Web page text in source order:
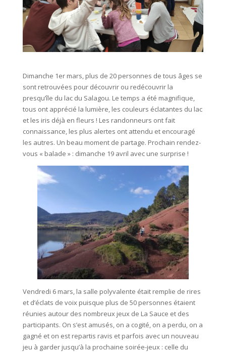
Dimanche 1er mars, plus de 20 personnes de tous âges se
sont retrouvées pour découvrir ou redécouvrir la
presqu’île du lac du Salagou. Le temps a été magnifique,
tous ont apprécié la lumière, les couleurs éclatantes du lac
et les iris déjà en fleurs ! Les randonneurs ont fait
connaissance, les plus alertes ont attendu et encouragé
les autres. Un beau moment de partage. Prochain rendez-
vous « balade » : dimanche 19 avril avec une surprise !
Vendredi 6 mars, la salle polyvalente était remplie de rires
et d’éclats de voix puisque plus de 50 personnes étaient
réunies autour des nombreux jeux de La Sauce et des
participants. On s’est amusés, on a cogité, on a perdu, on a
gagné et on est repartis ravis et parfois avec un nouveau
jeu à garder jusqu’à la prochaine soirée-jeux : celle du